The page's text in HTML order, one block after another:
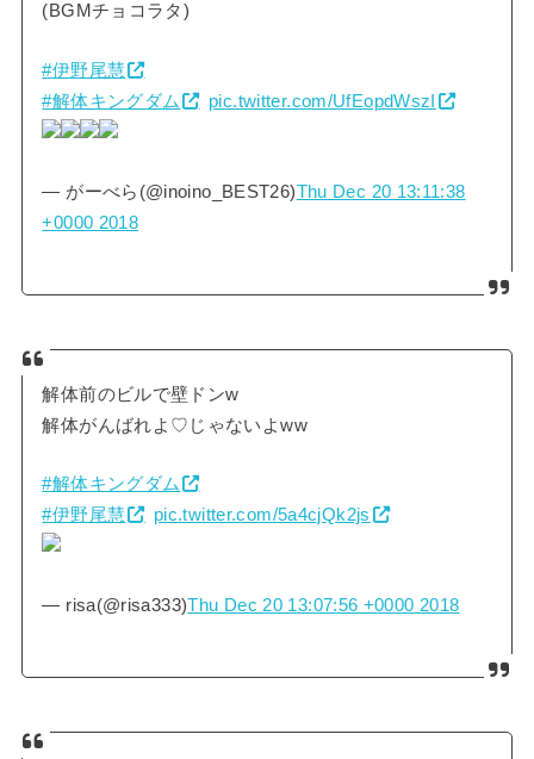
(BGMチョコラタ)
#伊野尾慧
#解体キングダム
pic.twitter.com/UfEopdWszI
— がーべら(@inoino_BEST26)Thu Dec 20 13:11:38
+0000 2018
解体前のビルで壁ドンw
解体がんばれよ♡じゃないよww
#解体キングダム
#伊野尾慧
pic.twitter.com/5a4cjQk2js
— risa(@risa333)Thu Dec 20 13:07:56 +0000 2018